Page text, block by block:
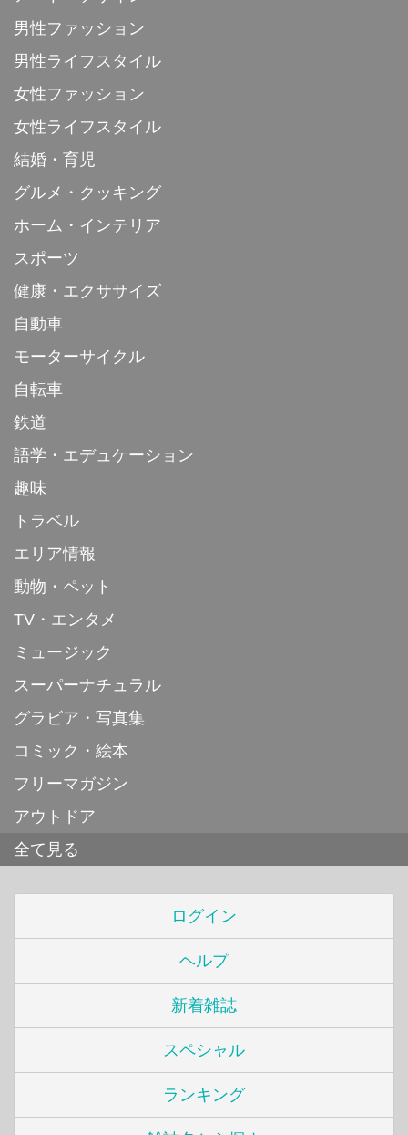
男性ファッション
男性ライフスタイル
女性ファッション
女性ライフスタイル
結婚・育児
グルメ・クッキング
ホーム・インテリア
スポーツ
健康・エクササイズ
自動車
モーターサイクル
自転車
鉄道
語学・エデュケーション
趣味
トラベル
エリア情報
動物・ペット
TV・エンタメ
ミュージック
スーパーナチュラル
グラビア・写真集
コミック・絵本
フリーマガジン
アウトドア
全て見る
ログイン
ヘルプ
新着雑誌
スペシャル
ランキング